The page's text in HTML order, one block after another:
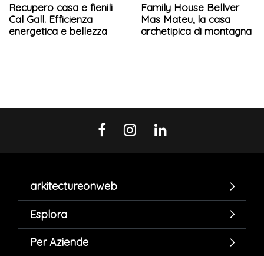
Recupero casa e fienili
Cal Gall. Efficienza
energetica e bellezza
Family House Bellver
Mas Mateu, la casa
archetipica di montagna
arkitectureonweb
Esplora
Per Aziende